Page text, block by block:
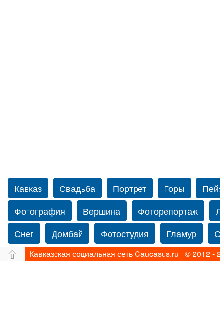
Кавказ Свадьба Портрет Горы
Фотография
Вершина Фоторепортаж
Снег
Домбай Фотостудия Гламур
Путешествие
Перевал Свадьба фото
Кавказская социальная сеть Caucasus.ru © 2012 -